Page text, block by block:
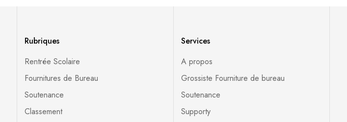
Rubriques
Rentrée Scolaire
Fournitures de Bureau
Soutenance
Classement
Services
A propos
Grossiste Fourniture de bureau
Soutenance
Supporty